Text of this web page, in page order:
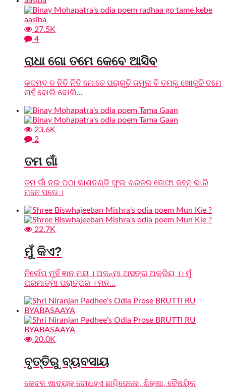
27.5K
4
ରାଧା ଗୋ ତମେ କେବେ ଆସିବ
କଦମ୍ବ ତ ନିତି ନିତି ମୋତେ ପଚାରୁଚି ଜମୁନା ବି ତମକୁ ଖୋଜୁଚି ତମେ
ନାହଁ ବୋଲି ବୋଲି...
23.6K
2
ତମ ଗାଁ
ତମ ଗାଁ ନଇ ପଠା କାଶତଣ୍ଡି ଫୁଲ ଶରତର ତୋଫା ଜହ୍ନ ଭାରି
ମନେ ପଡେ ।
22.7K
ମୁଁ କିଏ?
ନିର୍ଲେପ ମୁହିଁ ଜ୍ଞାନ ମୟ । ଅଜନ୍ମା ଅସଙ୍ଗ ଅକ୍ରିୟ ।। ମୁଁ
ପରମାତ୍ମା ପରାତ୍ପର । ମନ...
20.0K
ବୃତ୍ତିରୁ ବ୍ୟବସାୟ
କେବଳ ଖାଦ୍ୟକୁ ବୋଧହୁଏ ଛାଡ଼ିଦେଲେ, ଶିକ୍ଷା, ବୈଷୟିକ